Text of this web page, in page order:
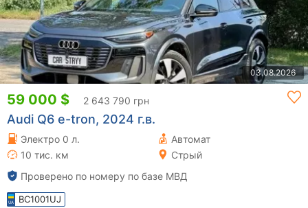
03.08.2026
59 000 $ 2 643 790 грн
Audi Q6 e-tron, 2024 г.в.
Электро 0 л.
Автомат
10 тис. км
Стрый
Проверено по номеру по базе МВД
BC1001UJ